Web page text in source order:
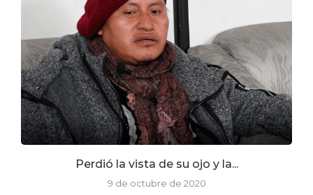
Perdió la vista de su ojo y la...
9 de octubre de 2020